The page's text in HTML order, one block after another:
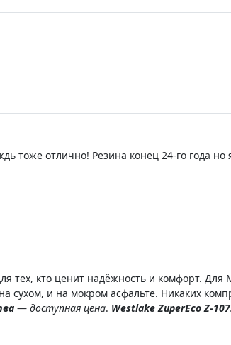
тоже отлично! Резина конец 24-го года но
вообще супер! Лучше конечно купите на
тех, кто ценит надёжность и комфорт.
сухом, и на мокром асфальте. Никаких
— доступная цена. Westlake ZuperEco Z-